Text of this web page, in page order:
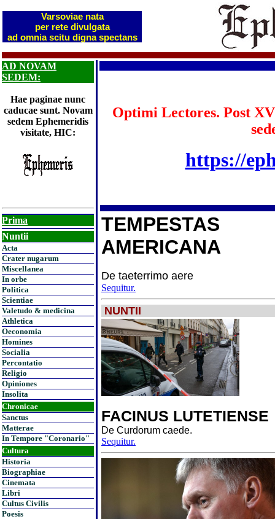
Varsoviae nata
per rete divulgata
ad omnia scitu digna spectans
AD NOVAM
SEDEM:
Hae paginae nunc
caducae sunt. Novam
sedem Ephemeridis
visitate, HIC:
Prima
Nuntii
Acta
Crater nugarum
Miscellanea
In orbe
Politica
Scientiae
Valetudo & medicina
Athletica
Oeconomia
Homines
Socialia
Percontatio
Religio
Opiniones
Insolita
Chronicae
Sanctus
Matterae
In Tempore "Coronario"
Cultura
Historia
Biographiae
Cinemata
Libri
Cultus Civilis
Poesis
Optimi Lectores. Post
https://
TEMPESTAS
AMERICANA
De taeterrimo aere
Sequitur.
NUNTII
FACINUS LUTETIENSE
De Curdorum caede.
Sequitur.